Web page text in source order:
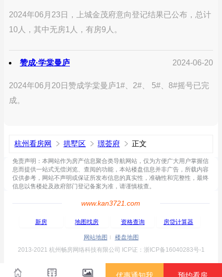
2024年06月23日，上城金茂府意向登记结果已公布，总计
10人，其中无房1人，有房9人。
赞成·学棠曼庐 2024-06-20
2024年06月20日赞成学棠曼庐1#、2#、 5#、8#摇号已完
成。
杭州看房网 拱墅区 璟荟府 正文
免责声明：本网站作为房产信息聚合类导航网站，仅为方便广大用户掌握信
息而提供一站式无偿浏览、查阅的功能，本站楼盘信息并非广告，所载内容
仅供参考，网站不声明或保证所发布信息的真实性，准确性和完整性，最终
信息以售楼处及政府部门登记备案为准，请谨慎核查。
www.kan3721.com
新房 地图找房 资格查询 房贷计算器
网站地图
楼盘地图
2013-2021 杭州畅房网络科技有限公司 ICP证：浙ICP备16040283号-1
优惠通知我 预约看房